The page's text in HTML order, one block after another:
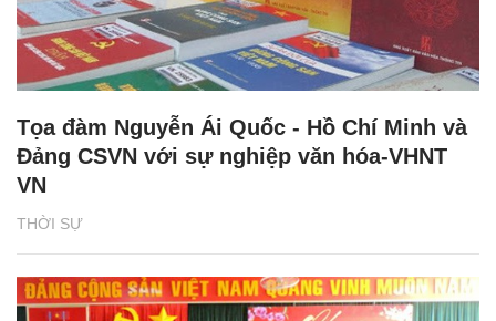
THỜI SỰ
Tọa đàm Nguyễn Ái Quốc - Hồ Chí Minh và
Đảng CSVN với sự nghiệp văn hóa-VHNT
VN